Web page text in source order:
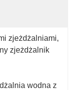
zjeżdżalniami
zjeżdżalnik
wodna z